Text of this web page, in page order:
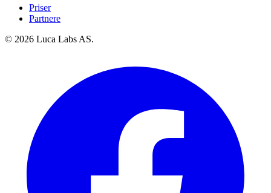
Priser
Partnere
© 2026 Luca Labs AS.